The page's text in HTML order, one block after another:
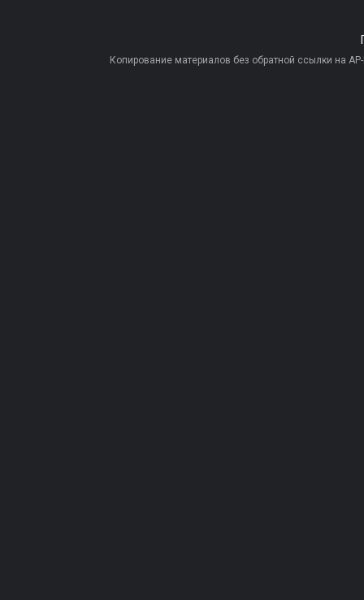
Копирование материалов без обратной ссылки на